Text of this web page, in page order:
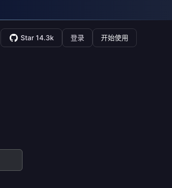
Star 14.3k 登录 开始使用